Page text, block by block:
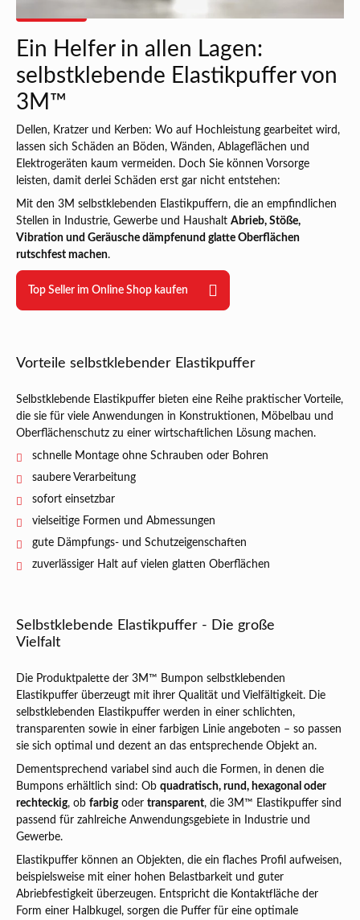
Ein Helfer in allen Lagen:
selbstklebende Elastikpuffer von
3M™
Dellen, Kratzer und Kerben: Wo auf Hochleistung gearbeitet wird,
lassen sich Schäden an Böden, Wänden, Ablageflächen und
Elektrogeräten kaum vermeiden. Doch Sie können Vorsorge
leisten, damit derlei Schäden erst gar nicht entstehen:
Mit den 3M selbstklebenden Elastikpuffern, die an empfindlichen
Stellen in Industrie, Gewerbe und Haushalt Abrieb, Stöße,
Vibration und Geräusche dämpfenund glatte Oberflächen
rutschfest machen.
Top Seller im Online Shop kaufen
Vorteile selbstklebender Elastikpuffer
Selbstklebende Elastikpuffer bieten eine Reihe praktischer Vorteile,
die sie für viele Anwendungen in Konstruktionen, Möbelbau und
Oberflächenschutz zu einer wirtschaftlichen Lösung machen.
schnelle Montage ohne Schrauben oder Bohren
saubere Verarbeitung
sofort einsetzbar
vielseitige Formen und Abmessungen
gute Dämpfungs- und Schutzeigenschaften
zuverlässiger Halt auf vielen glatten Oberflächen
Selbstklebende Elastikpuffer - Die große
Vielfalt
Die Produktpalette der 3M™ Bumpon selbstklebenden
Elastikpuffer überzeugt mit ihrer Qualität und Vielfältigkeit. Die
selbstklebenden Elastikpuffer werden in einer schlichten,
transparenten sowie in einer farbigen Linie angeboten – so passen
sie sich optimal und dezent an das entsprechende Objekt an.
Dementsprechend variabel sind auch die Formen, in denen die
Bumpons erhältlich sind: Ob quadratisch, rund, hexagonal oder
rechteckig, ob farbigoder transparent, die 3M™ Elastikpuffer sind
passend für zahlreiche Anwendungsgebiete in Industrie und
Gewerbe.
Elastikpuffer können an Objekten, die ein flaches Profil aufweisen,
beispielsweise mit einer hohen Belastbarkeit und guter
Abriebfestigkeit überzeugen. Entspricht die Kontaktfläche der
Form einer Halbkugel, sorgen die Puffer für eine optimale